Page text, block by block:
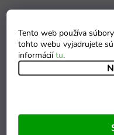
Tento web používa
tohto webu vyjadrujete
informáciítu.